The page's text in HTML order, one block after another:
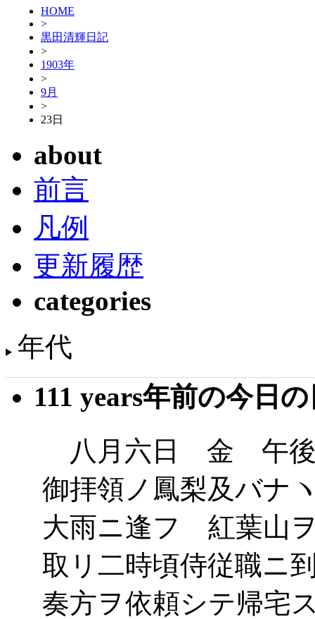
HOME
>
黒田清輝日記
>
1903年
>
9月
>
23日
about
前言
凡例
更新履歴
categories
年代
111 years年前の今日
八月六日 金 午後
御拝領ノ鳳梨及バナ
大雨ニ逢フ 紅葉山
取リ二時頃侍従職ニ
奏方ヲ依頼シテ帰